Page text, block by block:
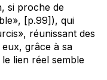
si proche de
[p.99]), qui
réunissant des
grâce à sa
lien réel semble